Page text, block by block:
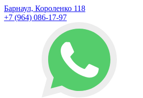
Барнаул, Короленко 118
+7 (964) 086-17-97